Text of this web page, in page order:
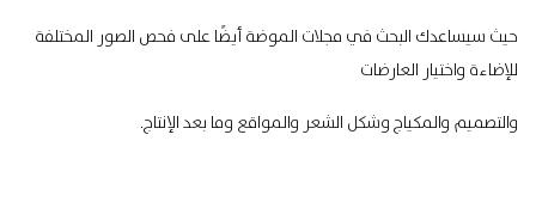
حيث سيساعدك البحث في مجلات الموضة أيضًا على فحص الصور المختلفة
للإضاءة واختيار العارضات
والتصميم والمكياج وشكل الشعر والمواقع وما بعد الإنتاج.